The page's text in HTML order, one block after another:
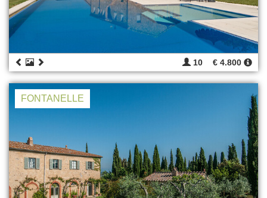
10 € 4.800
FONTANELLE